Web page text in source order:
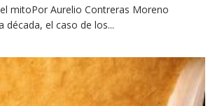
mitoPor Aurelio Contreras Moreno
década, el caso de los...